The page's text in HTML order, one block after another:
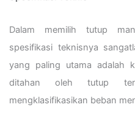
Dalam memilih tutup
spesifikasi teknisnya
yang paling utama adalah
ditahan oleh tutup
mengklasifikasikan beban